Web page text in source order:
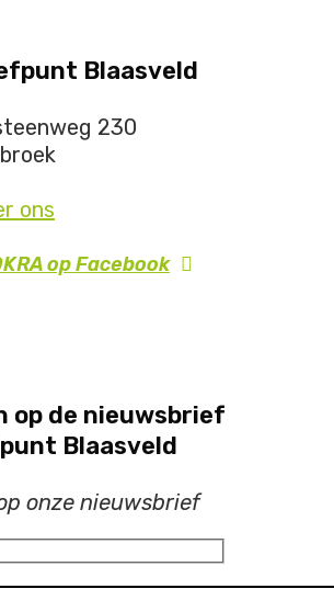
Blaasveld
230
ons
opFacebook
op de nieuwsbrief
Blaasveld
onze nieuwsbrief